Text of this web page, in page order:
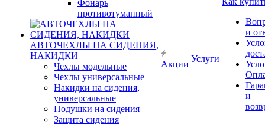
Фонарь
противотуманный
АВТОЧЕХЛЫ НА СИДЕНИЯ,
НАКИДКИ
Чехлы модельные
Чехлы универсальные
Накидки на сидения,
универсальные
Подушки на сидения
Защита сидения
Акции
Услуги
и
и